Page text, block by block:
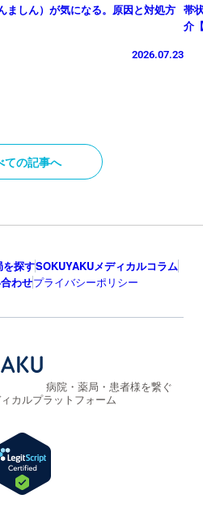
ましん）が気になる。原因と対処方
2026.07.23
帯
介
ての記事へ
を探すSOKUYAKUメディカルコラム
わせプライバシーポリシー
病院・薬局・患者様を繋ぐ
カルプラットフォーム